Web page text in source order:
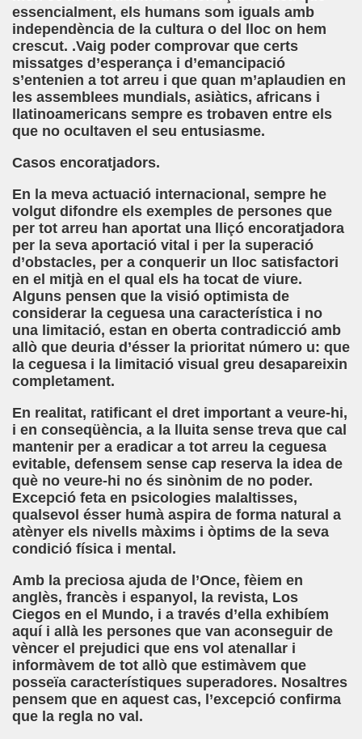
essencialment, els humans som iguals amb
independència de la cultura o del lloc on hem
crescut. .Vaig poder comprovar que certs
missatges d’esperança i d’emancipació
s’entenien a tot arreu i que quan m’aplaudien en
les assemblees mundials, asiàtics, africans i
llatinoamericans sempre es trobaven entre els
que no ocultaven el seu entusiasme.
Casos encoratjadors.
En la meva actuació internacional, sempre he
volgut difondre els exemples de persones que
per tot arreu han aportat una lliçó encoratjadora
per la seva aportació vital i per la superació
d’obstacles, per a conquerir un lloc satisfactori
en el mitjà en el qual els ha tocat de viure.
Alguns pensen que la visió optimista de
considerar la ceguesa una característica i no
una limitació, estan en oberta contradicció amb
allò que deuria d’ésser la prioritat número u: que
la ceguesa i la limitació visual greu desapareixin
completament.
En realitat, ratificant el dret important a veure-hi,
i en conseqüència, a la lluita sense treva que cal
mantenir per a eradicar a tot arreu la ceguesa
evitable, defensem sense cap reserva la idea de
què no veure-hi no és sinònim de no poder.
Excepció feta en psicologies malaltisses,
qualsevol ésser humà aspira de forma natural a
atènyer els nivells màxims i òptims de la seva
condició física i mental.
Amb la preciosa ajuda de l’Once, fèiem en
anglès, francès i espanyol, la revista, Los
Ciegos en el Mundo, i a través d’ella exhibíem
aquí i allà les persones que van aconseguir de
vèncer el prejudici que ens vol atenallar i
informàvem de tot allò que estimàvem que
posseïa característiques superadores. Nosaltres
pensem que en aquest cas, l’excepció confirma
que la regla no val.
García Pavón)
Clarín)
Rojas González)
Casino)
Martínez)
Martínez)
Casino)
Superficie (Ximo González Sospedra)
Fabre)
Torres)